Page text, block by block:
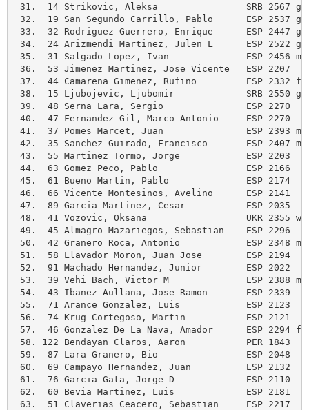
31.  14 Strikovic, Aleksa                SRB 2567
32.  19 San Segundo Carrillo, Pablo      ESP 2537
33.  32 Rodriguez Guerrero, Enrique      ESP 2447
34.  24 Arizmendi Martinez, Julen L      ESP 2522
35.  31 Salgado Lopez, Ivan              ESP 2456
36.  53 Jimenez Martinez, Jose Vicente   ESP
37.  44 Camarena Gimenez, Rufino         ESP 2332
38.  15 Ljubojevic, Ljubomir             SRB 2550
39.  48 Serna Lara, Sergio               ESP
40.  47 Fernandez Gil, Marco Antonio     ESP
41.  37 Pomes Marcet, Juan               ESP 2393
42.  35 Sanchez Guirado, Francisco       ESP 2407
43.  55 Martinez Tormo, Jorge            ESP
44.  63 Gomez Peco, Pablo                ESP
45.  61 Bueno Martin, Pablo              ESP
46.  66 Vicente Montesinos, Avelino      ESP
47.  89 Garcia Martinez, Cesar           ESP
48.  41 Vozovic, Oksana                  UKR 2355
49.  45 Almagro Mazariegos, Sebastian    ESP
50.  42 Granero Roca, Antonio            ESP 2348
51.  58 Llavador Moron, Juan Jose        ESP
52.  91 Machado Hernandez, Junior        ESP
53.  39 Vehi Bach, Victor M              ESP 2388
54.  43 Ibanez Aullana, Jose Ramon       ESP
55.  71 Arance Gonzalez, Luis            ESP
56.  74 Krug Cortegoso, Martin           ESP
57.  46 Gonzalez De La Nava, Amador      ESP 2294
58. 122 Bendayan Claros, Aaron           PER
59.  87 Lara Granero, Bio                ESP
60.  69 Campayo Hernandez, Juan          ESP
61.  76 Garcia Gata, Jorge D             ESP
62.  60 Bevia Martinez, Luis             ESP
63.  51 Claverias Ceacero, Sebastian     ESP